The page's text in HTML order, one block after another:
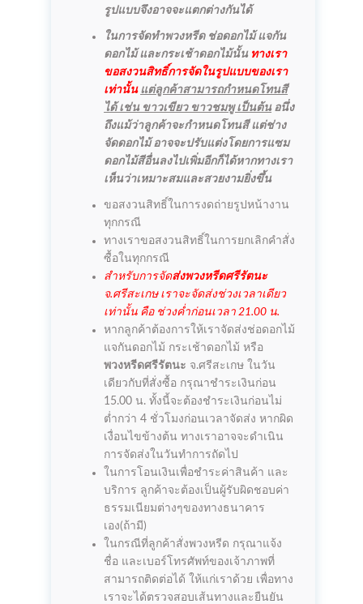
รูปแบบจึงอาจจะแตกต่างกันได้
ในการจัดทำพวงหรีด ช่อดอกไม้ แจกัน
ดอกไม้ และกระเช้าดอกไม้นั้น ทางเรา
ขอสงวนสิทธิ์การจัดในรูปแบบของเรา
เท่านั้น แต่ลูกค้าสามารถกำหนดโทนสี
ได้ เช่น ขาวเขียว ขาวชมพู เป็นต้นอนึ่ง
ถึงแม้ว่าลูกค้าจะกำหนดโทนสี แต่ช่าง
จัดดอกไม้ อาจจะปรับแต่งโดยการแซม
ดอกไม้สีอื่นลงไปเพิ่มอีกก็ได้หากทางเรา
เห็นว่าเหมาะสมและสวยงามยิ่งขึ้น
ขอสงวนสิทธิ์ในการงดถ่ายรูปหน้างาน
ทุกกรณี
ทางเราขอสงวนสิทธิ์ในการยกเลิกคำสั่ง
ซื้อในทุกกรณี
สำหรับการจัดส่งพวงหรีดศรีรัตนะ
จ.ศรีสะเกษ เราจะจัดส่งช่วงเวลาเดียว
เท่านั้น คือ ช่วงค่ำก่อนเวลา 21.00 น.
หากลูกค้าต้องการให้เราจัดส่งช่อดอกไม้
แจกันดอกไม้ กระเช้าดอกไม้ หรือ
พวงหรีดศรีรัตนะ จ.ศรีสะเกษ ในวัน
เดียวกับที่สั่งซื้อ กรุณาชำระเงินก่อน
15.00 น. ทั้งนี้จะต้องชำระเงินก่อนไม่
ต่ำกว่า 4 ชั่วโมงก่อนเวลาจัดส่ง หากผิด
เงื่อนไขข้างต้น ทางเราอาจจะดำเนิน
การจัดส่งในวันทำการถัดไป
ในการโอนเงินเพื่อชำระค่าสินค้า และ
บริการ ลูกค้าจะต้องเป็นผู้รับผิดชอบค่า
ธรรมเนียมต่างๆของทางธนาคาร
เอง(ถ้ามี)
ในกรณีที่ลูกค้าสั่งพวงหรีด กรุณาแจ้ง
ชื่อ และเบอร์โทรศัพท์ของเจ้าภาพที่
สามารถติดต่อได้ ให้แก่เราด้วย เพื่อทาง
เราจะได้ตรวจสอบเส้นทางและยืนยัน